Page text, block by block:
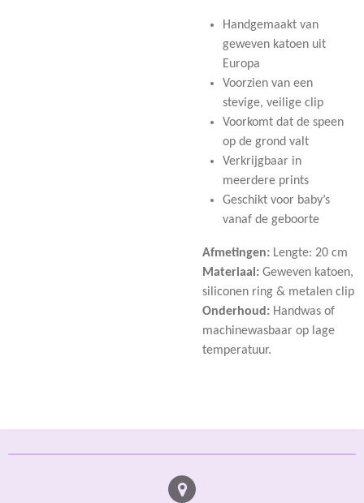
Handgemaakt van
geweven katoen uit
Europa
Voorzien van een
stevige, veilige clip
Voorkomt dat de speen
op de grond valt
Verkrijgbaar in
meerdere prints
Geschikt voor baby’s
vanaf de geboorte
Afmetingen: Lengte: 20 cm
Materiaal: Geweven katoen,
siliconen ring & metalen clip
Onderhoud: Handwas of
machinewasbaar op lage
temperatuur.